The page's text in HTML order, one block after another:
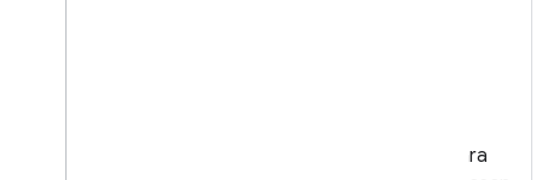
Permite que los usuarios agreguen entradas para